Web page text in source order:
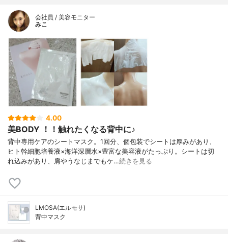
会社員 / 美容モニター
みこ
4.00
美BODY ！！触れたくなる背中に♪
背中専用ケアのシートマスク。1回分、個包装でシートは厚みがあり、
ヒト幹細胞培養液×海洋深層水×豊富な美容液がたっぷり。シートは切
れ込みがあり、肩やうなじまでもケ…続きを見る
LMOSA(エルモサ)
背中マスク